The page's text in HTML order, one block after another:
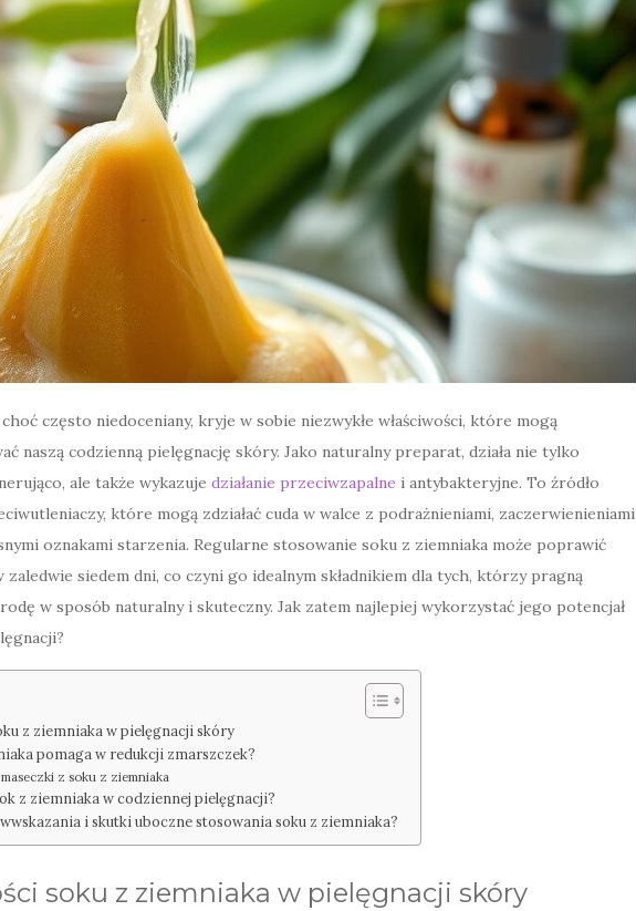
często niedoceniany, kryje w sobie niezwykłe właściwości, które mogą
naszą codzienną pielęgnację skóry. Jako naturalny preparat, działa nie tylko
ale także wykazuje działanie przeciwzapalne i antybakteryjne. To źródło
które mogą zdziałać cuda w walce z podrażnieniami, zaczerwienieniami
oznakami starzenia. Regularne stosowanie soku z ziemniaka może poprawić
zaledwie siedem dni, co czyni go idealnym składnikiem dla tych, którzy pragną
w sposób naturalny i skuteczny. Jak zatem najlepiej wykorzystać jego potencjał
z ziemniaka w pielęgnacji skóry
pomaga w redukcji zmarszczek?
z soku z ziemniaka
z ziemniaka w codziennej pielęgnacji?
i skutki uboczne stosowania soku z ziemniaka?
soku z ziemniaka w pielęgnacji skóry